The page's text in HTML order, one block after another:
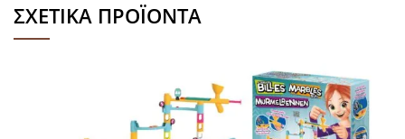
ΣΧΕΤΙΚΆ ΠΡΟΪΌΝΤΑ